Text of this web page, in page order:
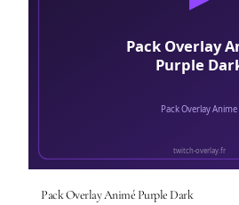
Pack Overlay Animé Purple Dark